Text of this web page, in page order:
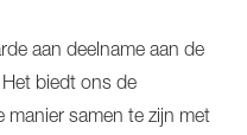
aan deelname aan de
biedt ons de
manier samen te zijn met